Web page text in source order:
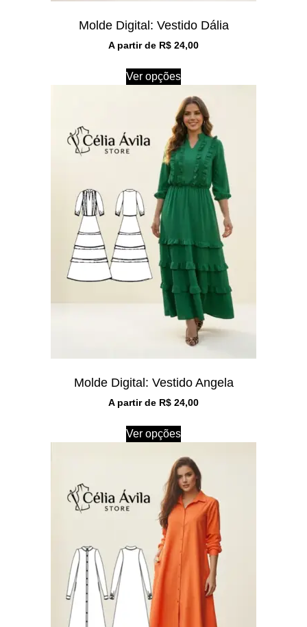
Molde Digital: Vestido Dália
A partir de R$ 24,00
Ver opções
Molde Digital: Vestido Angela
A partir de R$ 24,00
Ver opções